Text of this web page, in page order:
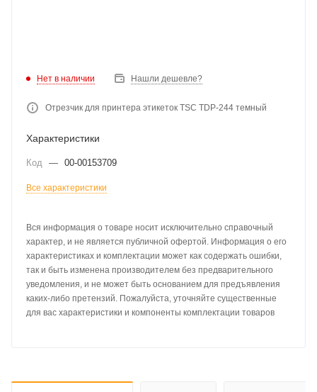
Нет в наличии Нашли дешевле?
Отрезчик для принтера этикеток TSC TDP-244 темный
Характеристики
Код — 00-00153709
Все характеристики
Вся информация о товаре носит исключительно справочный
характер, и не является публичной офертой. Информация о его
характеристиках и комплектации может как содержать ошибки,
так и быть изменена производителем без предварительного
уведомления, и не может быть основанием для предъявления
каких-либо претензий. Пожалуйста, уточняйте существенные
для вас характеристики и компоненты комплектации товаров